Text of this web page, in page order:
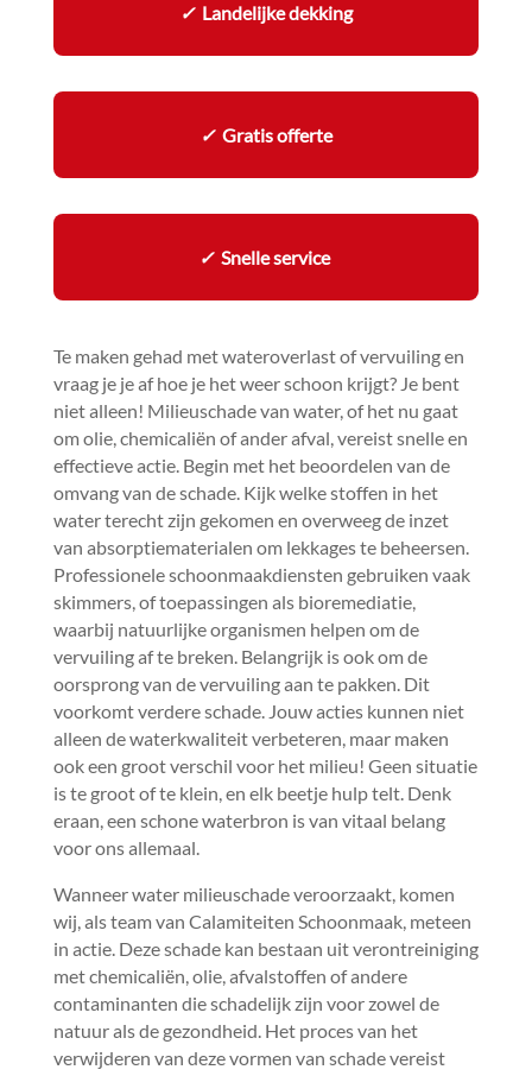
✓ Landelijke dekking
✓Gratis offerte
✓Snelle service
Te maken gehad met wateroverlast of vervuiling en
vraag je je af hoe je het weer schoon krijgt? Je bent
niet alleen! Milieuschade van water, of het nu gaat
om olie, chemicaliën of ander afval, vereist snelle en
effectieve actie.​ Begin met het beoordelen van de
omvang van de schade.​ Kijk welke stoffen in het
water terecht zijn gekomen en overweeg de inzet
van absorptiematerialen om lekkages te beheersen.​
Professionele schoonmaakdiensten gebruiken vaak
skimmers, of toepassingen als bioremediatie,
waarbij natuurlijke organismen helpen om de
vervuiling af te breken.​ Belangrijk is ook om de
oorsprong van de vervuiling aan te pakken.​ Dit
voorkomt verdere schade.​ Jouw acties kunnen niet
alleen de waterkwaliteit verbeteren, maar maken
ook een groot verschil voor het milieu! Geen situatie
is te groot of te klein, en elk beetje hulp telt.​ Denk
eraan, een schone waterbron is van vitaal belang
voor ons allemaal.​
Wanneer water milieuschade veroorzaakt, komen
wij, als team van Calamiteiten Schoonmaak, meteen
in actie.​ Deze schade kan bestaan uit verontreiniging
met chemicaliën, olie, afvalstoffen of andere
contaminanten die schadelijk zijn voor zowel de
natuur als de gezondheid.​ Het proces van het
verwijderen van deze vormen van schade vereist